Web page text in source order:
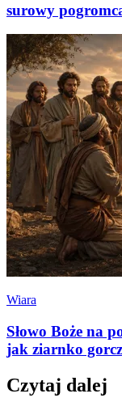
surowy
Wiara
Słowo Boże na
jak ziarnko
Czytaj dalej